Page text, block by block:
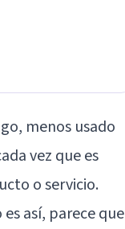
menos usado
vez que es
o servicio.
así, parece que